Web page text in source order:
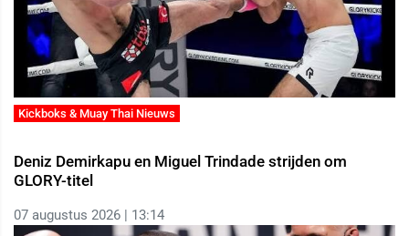
Kickboks & Muay Thai Nieuws
Deniz Demirkapu en Miguel Trindade strijden om
GLORY-titel
07 augustus 2026 | 13:14